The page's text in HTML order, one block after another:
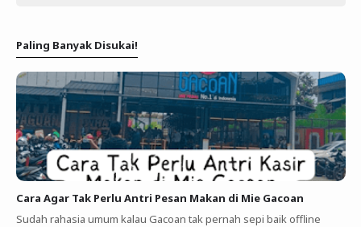
Paling Banyak Disukai!
Cara Agar Tak Perlu Antri Pesan Makan di Mie Gacoan
Sudah rahasia umum kalau Gacoan tak pernah sepi baik offline